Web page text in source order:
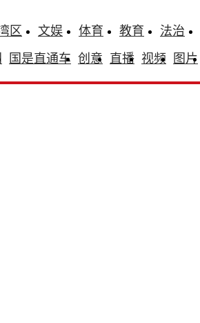
区 文娱 体育 教育 法治
国是直通车 创意 直播 视频 图片